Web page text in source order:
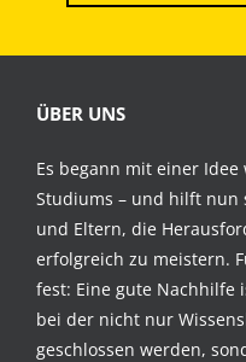
ÜBER UNS
Es begann mit einer Idee
Studiums – und hilft nun
und Eltern, die
erfolgreich zu meistern.
fest: Eine gute Nachhilfe
bei der nicht nur
geschlossen werden,